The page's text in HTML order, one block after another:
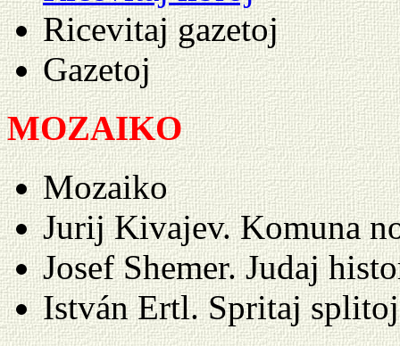
Ricevitaj gazetoj
Gazetoj
MOZAIKO
Mozaiko
Jurij Kivajev. Komuna
Josef Shemer. Judaj
István Ertl. Spritaj